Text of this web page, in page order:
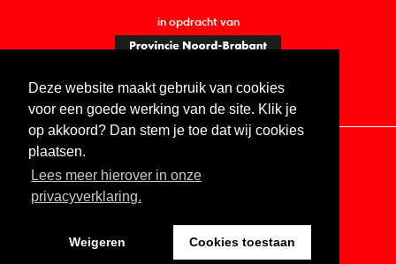
Deze website maakt gebruik van cookies
voor een goede werking van de site. Klik je
op akkoord? Dan stem je toe dat wij cookies
plaatsen.
Lees meer hierover in onze
privacyverklaring.
Weigeren Cookies toestaan
in opdracht van
Contact Vacatures ANBI
Digitale toegankelijkheid